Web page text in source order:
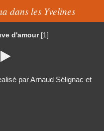
dans les Yvelines
d'amour [1]

par Arnaud Sélignac et